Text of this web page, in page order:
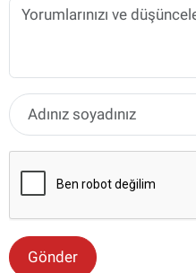
Gönder